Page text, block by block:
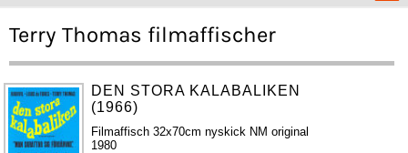
Terry Thomas filmaffischer
DEN STORA KALABALIKEN
(1966)
Filmaffisch 32x70cm nyskick NM original
1980